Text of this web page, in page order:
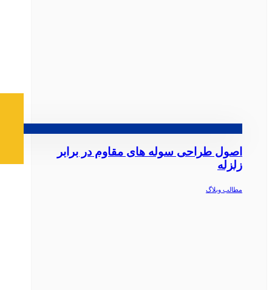
اصول طراحی سوله‌ های مقاوم در برابر
زلزله
مطالب وبلاگ